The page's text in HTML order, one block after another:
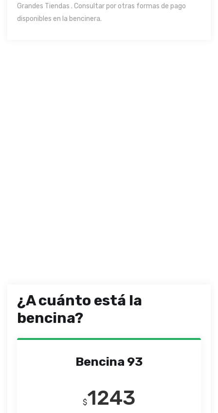
Grandes Tiendas . Consultar por otras formas de pago
disponibles en la bencinera.
¿A cuánto está la
bencina?
Bencina 93
$1243